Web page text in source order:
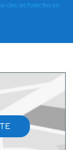
des architectes en